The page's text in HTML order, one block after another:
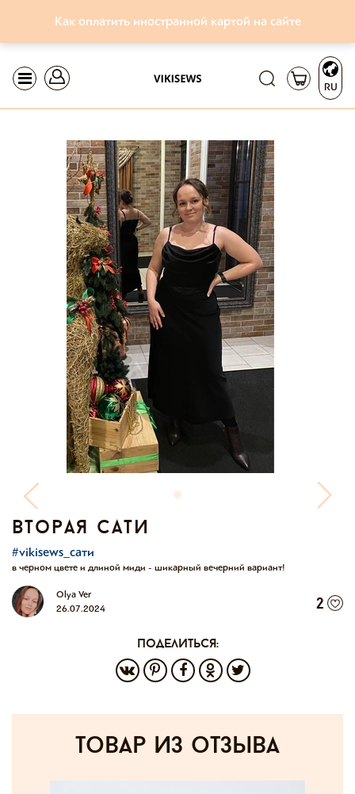
Как оплатить иностранной картой на сайте
RU
вторая сати
#vikisews_сати
в черном цвете и длиной миди - шикарный вечерний вариант!
Olya Ver
26.07.2024
2
поделиться:
товар из отзыва